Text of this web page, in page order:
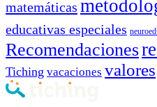
matemáticas
educativas especiales
Recomendaciones
Tiching vacaciones valores